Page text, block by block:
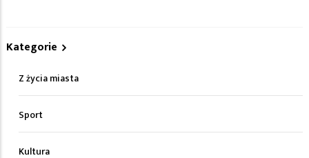
Kategorie
Z życia miasta
Sport
Kultura